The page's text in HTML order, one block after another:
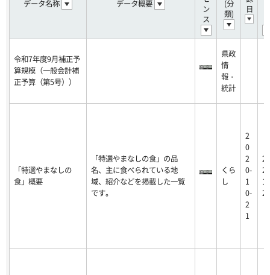
データ名称 データ概要
ン
ス
(分
類)
日
令和7年度9月補正予
算規模（一般会計補
正予算（第5号））
県政
情
報・
統計
「特選やまなしの
食」概要
「特選やまなしの食」の品
名、主に食べられている地
域、紹介などを掲載した一覧
です。
くら
し
2
0
2
0-
1
0-
2
1
20
21